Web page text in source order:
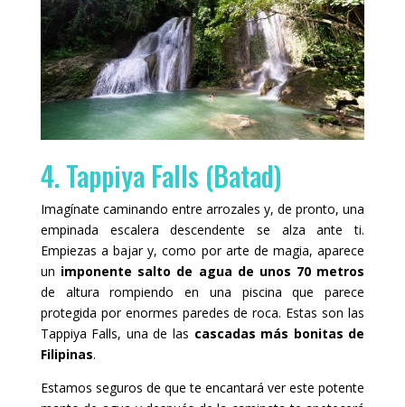
4. Tappiya Falls (Batad)
Imagínate caminando entre arrozales y, de pronto, una
empinada escalera descendente se alza ante ti.
Empiezas a bajar y, como por arte de magia, aparece
un imponente salto de agua de unos 70 metros
de altura rompiendo en una piscina que parece
protegida por enormes paredes de roca. Estas son las
Tappiya Falls, una de las cascadas más bonitas de
Filipinas.
Estamos seguros de que te encantará ver este potente